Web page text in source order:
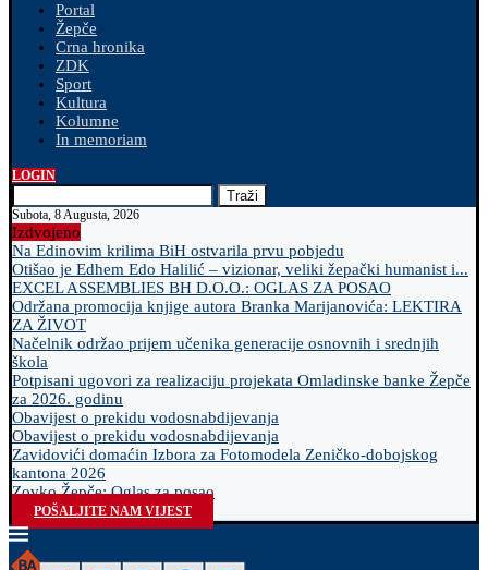
Portal
Žepče
Crna hronika
ZDK
Sport
Kultura
Kolumne
In memoriam
LOGIN
Traži
Subota, 8 Augusta, 2026
Izdvojeno
Na Edinovim krilima BiH ostvarila prvu pobjedu
Otišao je Edhem Edo Halilić – vizionar, veliki žepački humanist i...
EXCEL ASSEMBLIES BH D.O.O.: OGLAS ZA POSAO
Održana promocija knjige autora Branka Marijanovića: LEKTIRA
ZA ŽIVOT
Načelnik održao prijem učenika generacije osnovnih i srednjih
škola
Potpisani ugovori za realizaciju projekata Omladinske banke Žepče
za 2026. godinu
Obavijest o prekidu vodosnabdijevanja
Obavijest o prekidu vodosnabdijevanja
Zavidovići domaćin Izbora za Fotomodela Zeničko-dobojskog
kantona 2026
Zovko Žepče: Oglas za posao
POŠALJITE NAM VIJEST